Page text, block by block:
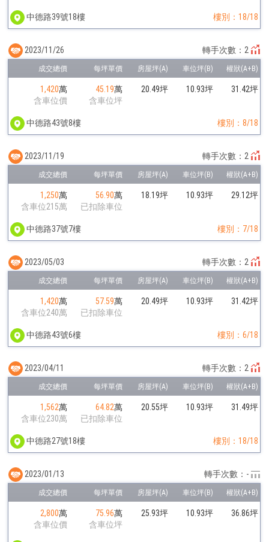
中德路39號18樓 樓別：18/18
1,420萬
含車位價
45.19萬
含車位坪
20.49坪 10.93坪 31.42坪
中德路43號8樓 樓別：8/18
2023/11/26 轉手次數：2
1,250萬
含車位215萬
56.90萬
已扣除車位
18.19坪 10.93坪 29.12坪
中德路37號7樓 樓別：7/18
2023/11/19 轉手次數：2
1,420萬
含車位240萬
57.59萬
已扣除車位
20.49坪 10.93坪 31.42坪
中德路43號6樓 樓別：6/18
2023/05/03 轉手次數：2
1,562萬
含車位230萬
64.82萬
已扣除車位
20.55坪 10.93坪 31.49坪
中德路27號18樓 樓別：18/18
2023/04/11 轉手次數：2
2,800萬
含車位價
75.96萬
含車位坪
25.93坪 10.93坪 36.86坪
2023/01/13 轉手次數：-